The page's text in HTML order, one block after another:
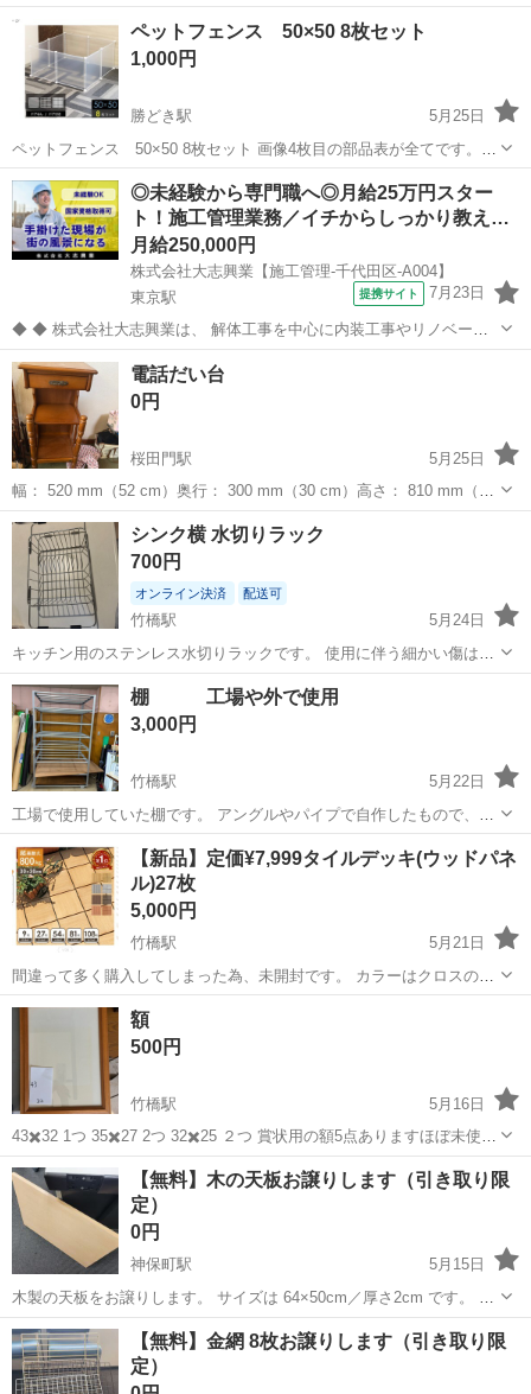
60cm未満程度)：左右幅 25cm・前後長 32cm・高さ 25cm・1200g
【傷などの状態】新品です 上記の条件に合わせてくださる方を優先さ
せ...
竹橋駅
ペットフェンス 50×50 8枚セット
1,000円
勝どき駅
5月25日
ペットフェンス 50×50 8枚セット 画像4枚目の部品表が全てです。
※ドア無しタイプです。 ダンボール開封してますが未使用です。 ペッ
トもいません。 取りに来ていただける方優先でお取引きさせていただ
きます。
東京 千代田区 勝どき駅 その他 フェンス
◎未経験から専門職へ◎月給25万円スター
ト！施工管理業務／イチからしっかり教え…
月給250,000円
株式会社大志興業【施工管理-千代田区-A004】
東京駅
提携サイト 7月23日
◆ ◆ 株式会社大志興業は、 解体工事を中心に内装工事やリノベーシ
ョン工事まで幅広く手掛ける総合建設企業です。 住宅・店舗・ビルな
ど多様な現場に対応し、解体から施工、廃棄物処理まで一貫して行っ
ています。 20代～40代の...
東京 千代田区 東京駅
電話だい台
0円
桜田門駅
5月25日
幅： 520 mm（52 cm）奥行： 300 mm（30 cm）高さ： 810 mm（81
cm） おおよそのサイズです
東京 千代田区 桜田門駅 その他
シンク横 水切りラック
700円
オンライン決済 配送可
竹橋駅
5月24日
キッチン用のステンレス水切りラックです。 使用に伴う細かい傷はあ
りますが、まだ問題なく使えます。 シンプルで使いやすく、シンク横
に置けるタイプです。 中古品のため、ご理解いただける方のみお願い
します
東京 千代田区 竹橋駅 その他 シンク
棚 工場や外で使用
3,000円
竹橋駅
5月22日
工場で使用していた棚です。 アングルやパイプで自作したもので、重
量はあります。 サイズ 1300mm×奥行き1005mm×高さ2140mm 誤差
はご了承ください。 7段あります。 工場等でご使用ください。 1.5...
東京 千代田区 竹橋駅 その他 アングル
【新品】定価¥7,999タイルデッキ(ウッドパネ
ル)27枚
5,000円
竹橋駅
5月21日
間違って多く購入してしまった為、未開封です。 カラーはクロスのア
ッシュグレーになります。 ３枚目写真は自宅に敷いたもので出品のも
のではありません。
東京 千代田区
額
500円
竹橋駅
5月16日
43✖️32 1つ 35✖️27 2つ 32✖️25 ２つ 賞状用の額5点ありますほぼ未使用
です 全部まとめて500円
東京 千代田区 竹橋駅 その他
【無料】木の天板お譲りします（引き取り限
定）
0円
神保町駅
5月15日
木製の天板をお譲りします。 サイズは 64×50cm／厚さ2cm です。 裏
面には滑り止めゴムが付いています。 取りに来ていただける方限定で
お願いします。 ご希望の方はメッセージをお願いいたします。
東京 千代田区 神保町駅 その他 天板
【無料】金網 8枚お譲りします（引き取り限
定）